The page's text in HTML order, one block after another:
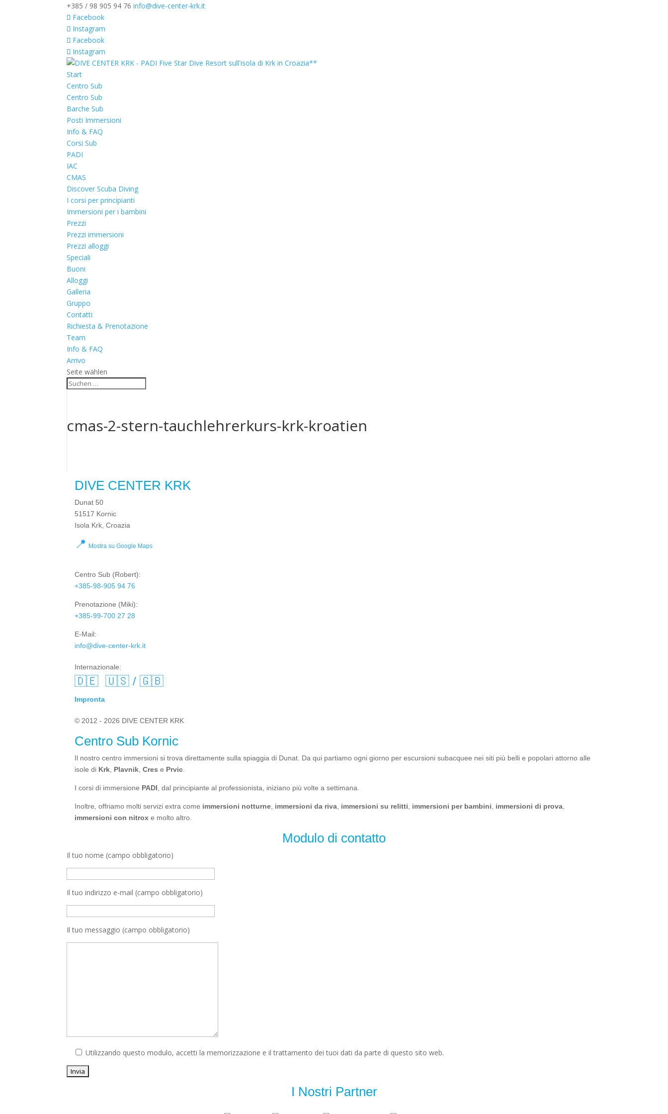
+385 / 98 905 94 76 info@dive-center-krk.it
Facebook
Instagram
Facebook
Instagram
Start
Centro Sub
Centro Sub
Barche Sub
Posti Immersioni
Info & FAQ
Corsi Sub
PADI
IAC
CMAS
Discover Scuba Diving
I corsi per principianti
Immersioni per i bambini
Prezzi
Prezzi immersioni
Prezzi alloggi
Speciali
Buoni
Alloggi
Galleria
Gruppo
Contatti
Richiesta & Prenotazione
Team
Info & FAQ
Arrivo
Seite wählen
cmas-2-stern-tauchlehrerkurs-krk-kroatien
DIVE CENTER KRK
Dunat 50
51517 Kornic
Isola Krk, Croazia
📍 Mostra su Google Maps
Centro Sub (Robert):
+385-98-905 94 76
Prenotazione (Miki):
+385-99-700 27 28
E-Mail:
info@dive-center-krk.it
Internazionale:
🇩🇪 🇺🇸 / 🇬🇧
Impronta
© 2012 - 2026 DIVE CENTER KRK
Centro Sub Kornic
Il nostro centro immersioni si trova direttamente sulla spiaggia di Dunat. Da qui partiamo ogni giorno per escursioni subacquee nei siti più belli e popolari attorno alle
isole di Krk Plavnik ,Cres e Prvic
I corsi di immersione PADI , dal principiante al professionista, iniziano più volte a settimana.
Inoltre, offriamo molti servizi extra come immersioni notturne immersioni da riva immersioni su relitti immersioni per bambini immersioni di prova
immersioni con nitrox e molto altro.
Modulo di contatto
Il tuo nome (campo obbligatorio)
Il tuo indirizzo e-mail (campo obbligatorio)
Il tuo messaggio (campo obbligatorio)
Utilizzando questo modulo, accetti la memorizzazione e il trattamento dei tuoi dati da parte di questo sito web.
I Nostri Partner